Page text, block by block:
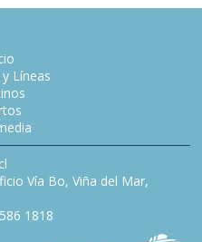
Líneas
Vía Bo, Viña del Mar,
1818